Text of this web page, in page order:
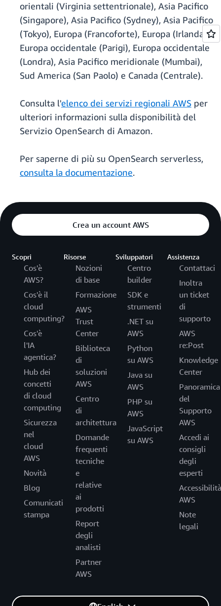
orientali (Virginia settentrionale), Asia Pacifico
(Singapore), Asia Pacifico (Sydney), Asia Pacifico
(Tokyo), Europa (Francoforte), Europa (Irlanda),
Europa occidentale (Parigi), Europa occidentale
(Londra), Asia Pacifico meridionale (Mumbai),
Sud America (San Paolo) e Canada (Centrale).
Consulta l'elenco dei servizi regionali AWS per
ulteriori informazioni sulla disponibilità del
Servizio OpenSearch di Amazon.
Per saperne di più su OpenSearch serverless,
consulta la documentazione.
Crea un account AWS
Scopri
Cos'è
AWS?
Cos'è il
cloud
computing?
Cos'è
l'IA
agentica?
Hub dei
concetti
di cloud
computing
Sicurezza
nel
cloud
AWS
Novità
Blog
Comunicati
stampa
Risorse
Nozioni
di base
Formazione
AWS
Trust
Center
Biblioteca
di
soluzioni
AWS
Centro
di
architettura
Domande
frequenti
tecniche
e
relative
ai
prodotti
Report
degli
analisti
Partner
AWS
Sviluppatori
Centro
builder
SDK e
strumenti
.NET su
AWS
Python
su AWS
Java su
AWS
PHP su
AWS
JavaScript
su AWS
Assistenza
Contattaci
Inoltra
un ticket
di
supporto
AWS
re:Post
Knowledge
Center
Panoramica
del
Supporto
AWS
Accedi ai
consigli
degli
esperti
Accessibilità
AWS
Note
legali